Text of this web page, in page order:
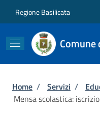
Regione Basilicata
Briciole di
Home / Servizi /
Mensa scolastica: